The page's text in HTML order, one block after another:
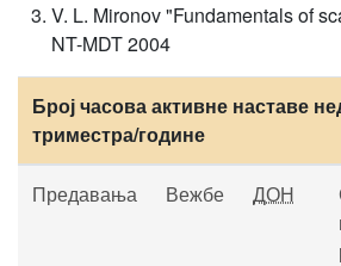
V. L. Mironov "Fundamentals of
NT-MDT 2004
Број часова активне наставе
триместра/године
Предавања Вежбе ДОН